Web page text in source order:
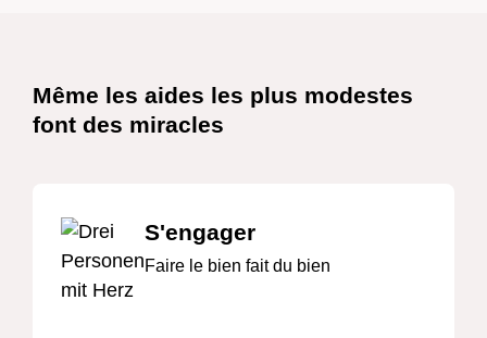
Même les aides les plus modestes
font des miracles
S'engager
Faire le bien fait du bien